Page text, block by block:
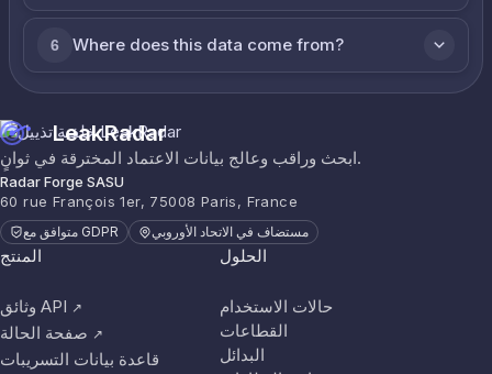
6 Where does this data come from?
LeakRadar
ابحث وراقب وعالج بيانات الاعتماد المخترقة في ثوانٍ.
Radar Forge SASU
60 rue François 1er, 75008 Paris, France
متوافق مع GDPR مستضاف في الاتحاد الأوروبي
المنتج
وثائق API ↗
صفحة الحالة ↗
قاعدة بيانات التسريبات
الحلول
حالات الاستخدام
القطاعات
البدائل